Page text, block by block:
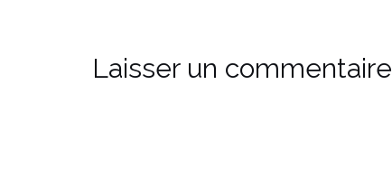
Laisser un commentaire